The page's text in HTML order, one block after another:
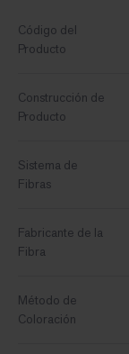
Código del
Producto
Construcción de
Producto
Sistema de
Fibras
Fabricante de la
Fibra
Método de
Coloración